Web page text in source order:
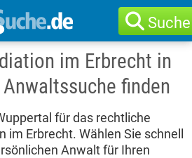
Suche
im Erbrecht in
finden
für das rechtliche
Erbrecht. Wählen Sie schnell
Anwalt für Ihren